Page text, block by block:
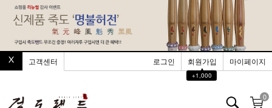
고객센터 로그인 회원가입
▲
+1,000
마이페이지
0